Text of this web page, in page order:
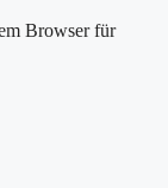
Browser für